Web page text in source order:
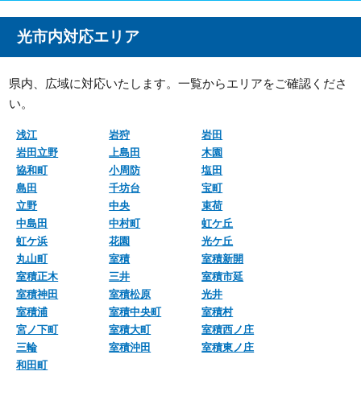
光市内対応エリア
県内、広域に対応いたします。一覧からエリアをご確認くださ
い。
浅江 岩狩
岩田
岩田立野
上島田
木園
協和町
小周防
塩田
島田
千坊台
宝町
立野
中央
束荷
中島田
中村町
虹ケ丘
虹ケ浜
花園
光ケ丘
丸山町
室積
室積新開
室積正木
三井
室積市延
室積神田
室積松原
光井
室積浦
室積中央町
室積村
宮ノ下町
室積大町
室積西ノ庄
三輪
室積沖田
室積東ノ庄
和田町